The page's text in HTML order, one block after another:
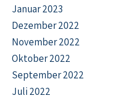
Januar 2023
Dezember 2022
November 2022
Oktober 2022
September 2022
Juli 2022